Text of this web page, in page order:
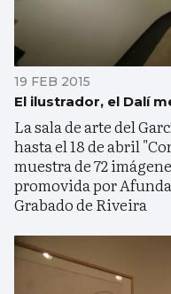
19 FEB 2015
El ilustrador, el Dalí
La sala de arte del
hasta el 18 de abril
muestra de 72
promovida por
Grabado de Riveira